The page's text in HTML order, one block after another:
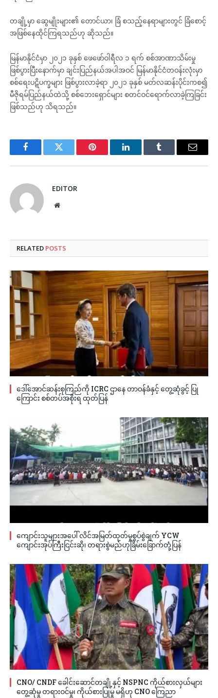
တချို့မှာ ဆွေမျိုးများ၏ တောင်ယာ၊ ခြံ စသည့်နေရာများတွင် ခြံစောင့်
အဖြစ်နေထိုင်ကြရသည်ဟု ဆိုသည်။
မြန်မာနိုင်ငံမှာ ၂၀၂၁ ခုနှစ် ဖေဖော်ဝါရီလ ၁ ရက် စစ်အာဏာသိမ်းမှု
ဖြစ်ပွားပြီးနောက်မှာ ချင်းပြည်နယ်အပါအဝင် မြန်မာနိုင်ငံတဝန်းလုံးမှာ
စစ်ရေးပဋိပက္ခများ ဖြစ်ပွားလာခဲ့ရာ ၂၀၂၁ ခုနှစ် မတ်လဆန်းပိုင်းကစ၍
မီဇိုရမ်ပြည်နယ်ထဲသို့ စစ်ဘေးရှောင်များ စတင်ဝင်ရောက်လာခဲ့ကြခြင်း
ဖြစ်သည်ဟု သိရသည်။
FacebookTwitter Pinterest LinkedInTumblr Email
EDITOR
Website
RELATED POSTS
ဒေါ်အောင်ဆန်းစုကြည်ကို ICRC ဌာနေ တာဝန်ခံနှင့် တွေ့ဆုံခွင့် ပြု
ကြောင်း စစ်တပ်အစိုးရ ထုတ်ပြန်
ကျောင်းသူများအပေါ် လိင်အမြတ်ထုတ်မှုစွပ်စွဲချက် YCW
ကျောင်းအုပ်ကြီးငြင်းဆို၊ တရားစွဲမည်ဟုခြိမ်းခြောက်တုံ့ပြန်
CNO/ CNDF ခေါင်းဆောင်တချို့နှင့် NSPNC ကိုယ်စားလှယ်များ
တွေ့ဆုံမှု တရားဝင်မှု၊ ကိုယ်စားပြုမှု မရှိဟု CNO ကြေညာ